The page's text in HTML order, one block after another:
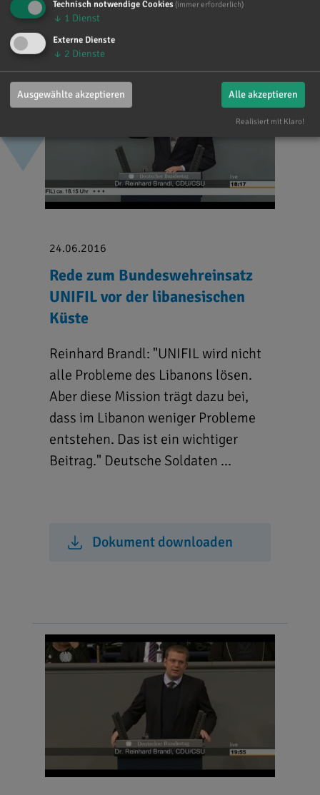
24.06.2016
Rede zum Bundeswehreinsatz
UNIFIL vor der libanesischen
Küste
Reinhard Brandl: "UNIFIL wird nicht
alle Probleme des Libanons lösen.
Aber diese Mission trägt dazu bei,
dass im Libanon weniger Probleme
entstehen. Das ist ein wichtiger
Beitrag." Deutsche Soldaten ...
Dokument downloaden
Technisch notwendige Cookies (immer erforderlich)
↓ 1 Dienst
Externe Dienste
↓ 2 Dienste
Ausgewählte akzeptieren Alle akzeptieren
Realisiert mit Klaro!